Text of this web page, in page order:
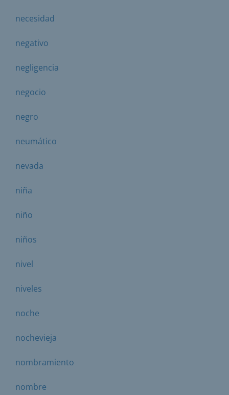
necesidad
negativo
negligencia
negocio
negro
neumático
nevada
niña
niño
niños
nivel
niveles
noche
nochevieja
nombramiento
nombre